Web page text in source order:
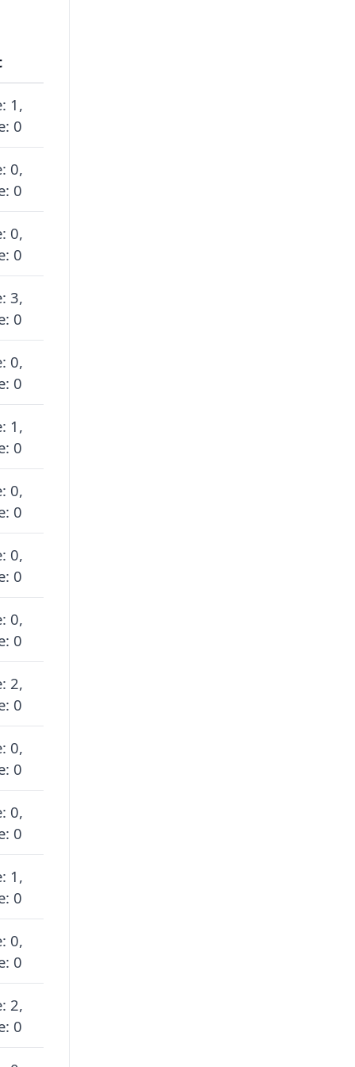
1,
0
0,
0
0,
0
3,
0
0,
0
1,
0
0,
0
0,
0
0,
0
2,
0
0,
0
0,
0
1,
0
0,
0
2,
0